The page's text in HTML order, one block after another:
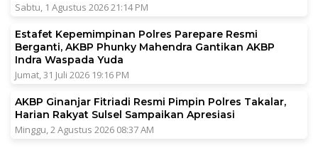
Sabtu, 1 Agustus 2026 21:14 PM
Estafet Kepemimpinan Polres Parepare Resmi
Berganti, AKBP Phunky Mahendra Gantikan AKBP
Indra Waspada Yuda
Jumat, 31 Juli 2026 19:16 PM
AKBP Ginanjar Fitriadi Resmi Pimpin Polres Takalar,
Harian Rakyat Sulsel Sampaikan Apresiasi
Minggu, 2 Agustus 2026 08:37 AM